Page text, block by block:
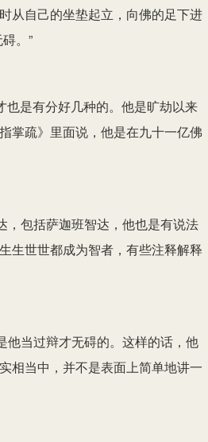
从自己的坐垫起立，向佛的足下进
。”
也是有分好几种的。他是旷劫以来
掌疏》里面说，他是在九十一亿佛
，包括萨迦班智达，他也是有说法
生世世都成为智者，有些注释解释
他当过辩才无碍的。这样的话，他
相当中，并不是表面上简单地讲一